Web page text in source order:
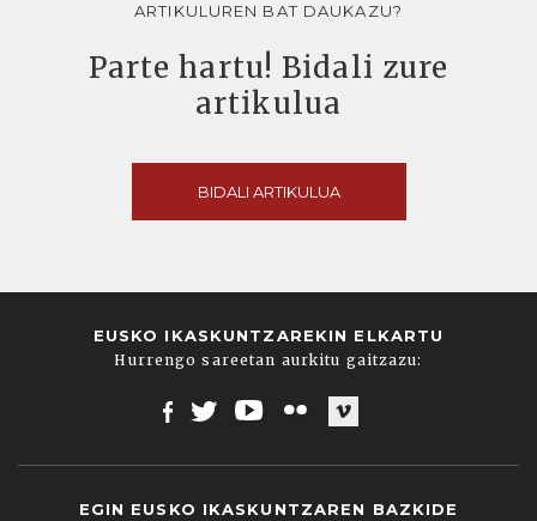
ARTIKULUREN BAT DAUKAZU?
Parte hartu! Bidali zure
artikulua
BIDALI ARTIKULUA
EUSKO IKASKUNTZAREKIN ELKARTU
Hurrengo sareetan aurkitu gaitzazu:
EGIN EUSKO IKASKUNTZAREN BAZKIDE